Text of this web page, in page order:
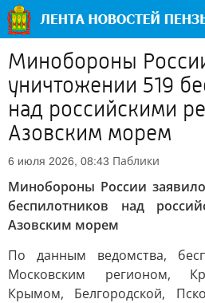
Минобороны
уничтожении 519
над российскими
Азовским морем
6 июля 2026, 08:43 Паблики
Минобороны России
беспилотников над
Азовским морем
По данным ведомства,
Московским регионом,
Крымом, Белгородской,